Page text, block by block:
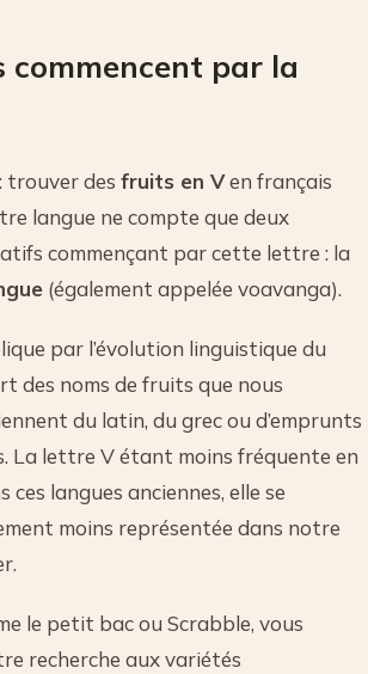
commencent par la
trouver des fruits en Ven français
langue ne compte que deux
commençant par cette lettre : la
(également appelée voavanga).
par l’évolution linguistique du
des noms de fruits que nous
du latin, du grec ou d’emprunts
La lettre V étant moins fréquente en
langues anciennes, elle se
moins représentée dans notre
le petit bac ou Scrabble, vous
recherche aux variétés